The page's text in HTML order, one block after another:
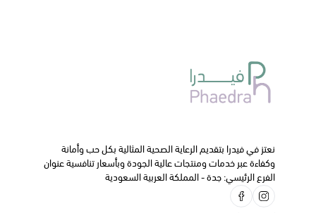
في حالات مختلفة مثل ابتلاع الهواء، وعسر الهضم، ومتلازمة
القولون العصبي، القرحة الهضمية، والانتفاخ الغازي بعد الجراحة،
ومغص الرضع.
في البالغين و الأطفال أكبر من 12 سنة :تناول من قرص إلى
قرصين مرة يوميا قبل النوم أو ثلاث مرات قبل الوجبات .
ننصحك دائما بالتواصل مع طبيبك الخاص أو الصيدلي قبل البدء
في استخدام هذا الدواء.
نعتز في فيدرا بتقديم الرعاية الصحية المثالية بكل حب وأمانة
وكفاءة عبر خدمات ومنتجات عالية الجودة وبأسعار تنافسية عنوان
الفرع الرئيسي: جدة - المملكة العربية السعودية